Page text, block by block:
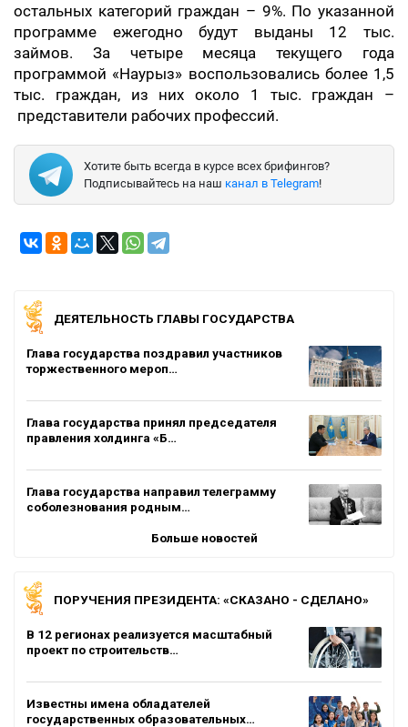
остальных категорий граждан – 9%. По указанной
программе ежегодно будут выданы 12 тыс.
займов. За четыре месяца текущего года
программой «Наурыз» воспользовались более 1,5
тыс. граждан, из них около 1 тыс. граждан –
представители рабочих профессий.
Хотите быть всегда в курсе всех брифингов?
Подписывайтесь на наш канал в Telegram!
ДЕЯТЕЛЬНОСТЬ ГЛАВЫ ГОСУДАРСТВА
Глава государства поздравил участников
торжественного мероп…
Глава государства принял председателя
правления холдинга «Б…
Глава государства направил телеграмму
соболезнования родным…
Больше новостей
ПОРУЧЕНИЯ ПРЕЗИДЕНТА: «СКАЗАНО - СДЕЛАНО»
В 12 регионах реализуется масштабный
проект по строительств…
Известны имена обладателей
государственных образовательных…